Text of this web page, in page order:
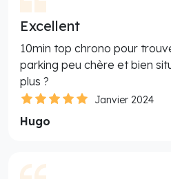
Excellent
10min top chrono pour
parking peu chère et bien
plus ?
Janvier 2024
Hugo